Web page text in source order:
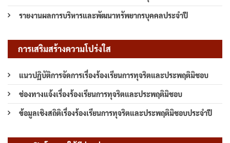
รายงานผลการบริหารและพัฒนาทรัพยากรบุคคลประจำปี
การเสริมสร้างความโปร่งใส
แนวปฏิบัติการจัดการเรื่องร้องเรียนการทุจริตและประพฤติมิชอบ
ช่องทางแจ้งเรื่องร้องเรียนการทุจริตและประพฤติมิชอบ
ข้อมูลเชิงสถิติเรื่องร้องเรียนการทุจริตและประพฤติมิชอบประจำปี